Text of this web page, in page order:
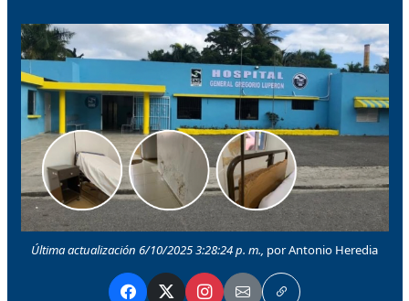
Última actualización 6/10/2025 3:28:24 p. m., por Antonio Heredia